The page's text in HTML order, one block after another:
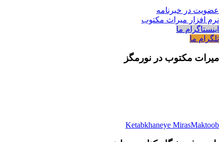
عضویت در خبرنامه
نرم افزار میراث مکتوب
اینستاگرام ما
تلگرام ما
میرات مکتوب در نورمگز
Ketabkhaneye MirasMaktoob